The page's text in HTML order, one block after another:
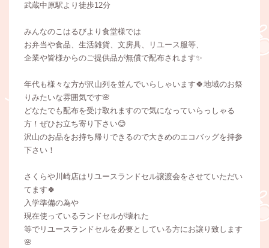
武蔵中原駅より徒歩12分
みんなのこはるびより食堂様では
お弁当や食品、生活雑貨、文房具、リユース服等、
企業や皆様からのご提供品が無償で配布されます✨
年代も様々な方が沢山列を並んでいらしゃいます🍀地域のお祭
りみたいな雰囲気です🌸
どなたでも配布を受け取れますので気になっていらっしゃる
方！ぜひお立ち寄り下さい😊
沢山のお品をお持ち帰りできるので大きめのエコバッグを持参
下さい！
さくらや川崎店はリユースランドセル譲渡会をさせていただい
てます🍀
入学準備の為や
現在使っているランドセルが壊れた
等でリユースランドセルを必要としている方にお譲り致します
🌸